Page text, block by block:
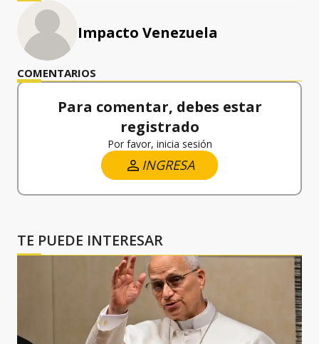
Impacto Venezuela
COMENTARIOS
Para comentar, debes estar
registrado
Por favor, inicia sesión
INGRESA
TE PUEDE INTERESAR